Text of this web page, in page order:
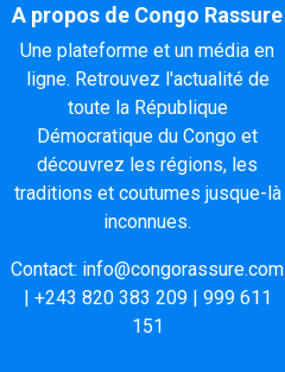
A propos de Congo Rassure
Une plateforme et un média en
ligne. Retrouvez l'actualité de
toute la République
Démocratique du Congo et
découvrez les régions, les
traditions et coutumes jusque-là
inconnues.
Contact: info@congorassure.com
| +243 820 383 209| 999 611
151